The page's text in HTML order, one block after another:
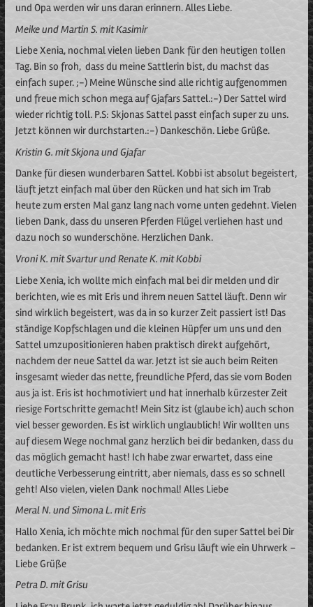
und Opa werden wir uns daran erinnern. Alles Liebe.
Meike und Martin S. mit Kasimir
Liebe Xenia, nochmal vielen lieben Dank für den heutigen tollen
Tag. Bin so froh, dass du meine Sattlerin bist, du machst das
einfach super. ;-) Meine Wünsche sind alle richtig aufgenommen
und freue mich schon mega auf Gjafars Sattel.:-) Der Sattel wird
wieder richtig toll. P.S: Skjonas Sattel passt einfach super zu uns.
Jetzt können wir durchstarten.:-) Dankeschön. Liebe Grüße.
Kristin G. mit Skjona und Gjafar
Danke für diesen wunderbaren Sattel. Kobbi ist absolut begeistert,
läuft jetzt einfach mal über den Rücken und hat sich im Trab
heute zum ersten Mal ganz lang nach vorne unten gedehnt. Vielen
lieben Dank, dass du unseren Pferden Flügel verliehen hast und
dazu noch so wunderschöne. Herzlichen Dank.
Vroni K. mit Svartur und Renate K. mit Kobbi
Liebe Xenia, ich wollte mich einfach mal bei dir melden und dir
berichten, wie es mit Eris und ihrem neuen Sattel läuft. Denn wir
sind wirklich begeistert, was da in so kurzer Zeit passiert ist! Das
ständige Kopfschlagen und die kleinen Hüpfer um uns und den
Sattel umzupositionieren haben praktisch direkt aufgehört,
nachdem der neue Sattel da war. Jetzt ist sie auch beim Reiten
insgesamt wieder das nette, freundliche Pferd, das sie vom Boden
aus ja ist. Eris ist hochmotiviert und hat innerhalb kürzester Zeit
riesige Fortschritte gemacht! Mein Sitz ist (glaube ich) auch schon
viel besser geworden. Es ist wirklich unglaublich! Wir wollten uns
auf diesem Wege nochmal ganz herzlich bei dir bedanken, dass du
das möglich gemacht hast! Ich habe zwar erwartet, dass eine
deutliche Verbesserung eintritt, aber niemals, dass es so schnell
geht! Also vielen, vielen Dank nochmal! Alles Liebe
Meral N. und Simona L. mit Eris
Hallo Xenia, ich möchte mich nochmal für den super Sattel bei Dir
bedanken. Er ist extrem bequem und Grisu läuft wie ein Uhrwerk –
Liebe Grüße
Petra D. mit Grisu